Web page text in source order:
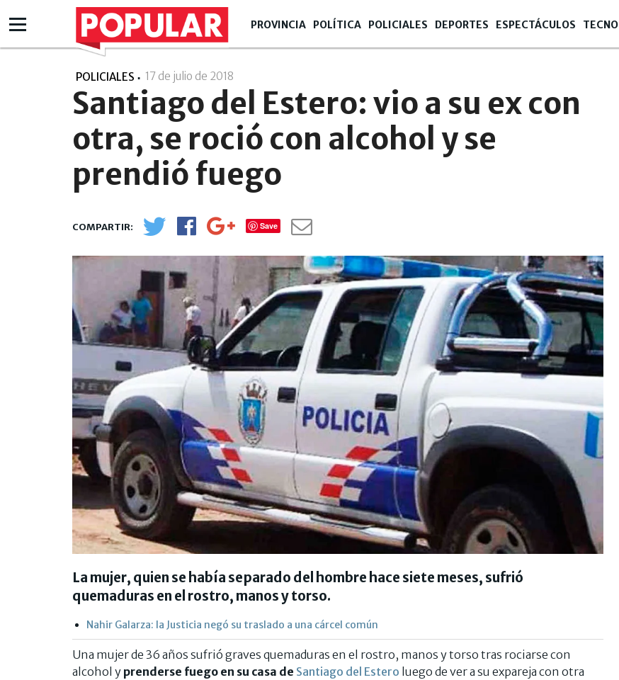
PROVINCIA POLÍTICA POLICIALES DEPORTES ESPECTÁCULOS TECNO
POLICIALES 17 de julio de 2018
Santiago del Estero: vio a su ex con
otra, se roció con alcohol y se
prendió fuego
Save
La mujer, quien se había separado del hombre hace siete meses, sufrió
quemaduras en el rostro, manos y torso.
Nahir Galarza: la Justicia negó su traslado a una cárcel común
Una mujer de 36 años sufrió graves quemaduras en el rostro, manos y torso tras rociarse con
alcohol y prenderse fuego en su casa de Santiago del Estero luego de ver a su expareja con otra